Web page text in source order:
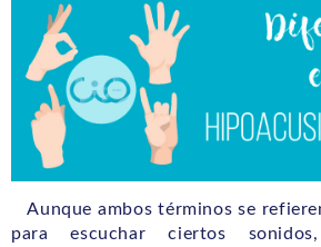
Aunque ambos términos se
para escuchar ciertos